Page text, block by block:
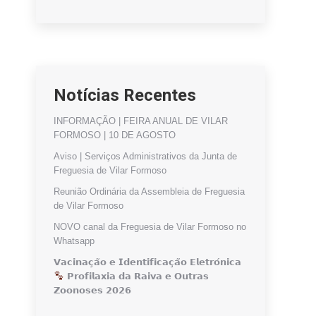
Notícias Recentes
INFORMAÇÃO | FEIRA ANUAL DE VILAR
FORMOSO | 10 DE AGOSTO
Aviso | Serviços Administrativos da Junta de
Freguesia de Vilar Formoso
Reunião Ordinária da Assembleia de Freguesia
de Vilar Formoso
NOVO canal da Freguesia de Vilar Formoso no
Whatsapp
𝗩𝗮𝗰𝗶𝗻𝗮𝗰̧𝗮̃𝗼 𝗲 𝗜𝗱𝗲𝗻𝘁𝗶𝗳𝗶𝗰𝗮𝗰̧𝗮̃𝗼 𝗘𝗹𝗲𝘁𝗿𝗼́𝗻𝗶𝗰𝗮
𝗣𝗿𝗼𝗳𝗶𝗹𝗮𝘅𝗶𝗮 𝗱𝗮 𝗥𝗮𝗶𝘃𝗮 𝗲 𝗢𝘂𝘁𝗿𝗮𝘀
𝗭𝗼𝗼𝗻𝗼𝘀𝗲𝘀 𝟮𝟬𝟮𝟲